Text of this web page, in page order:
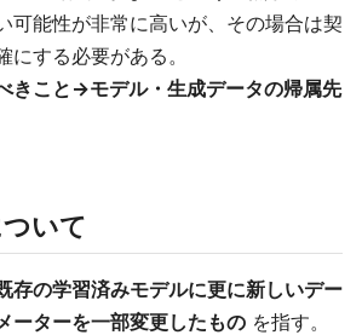
可能性が非常に高いが、その場合は契
する必要がある。
きこと→モデル・生成データの帰属先
いて
存の学習済みモデルに更に新しいデー
ーターを一部変更したもの を指す。